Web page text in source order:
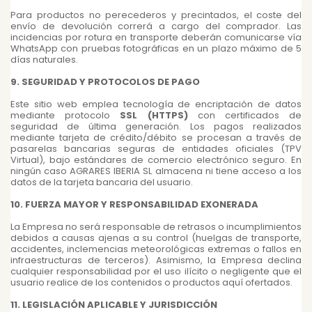
Para productos no perecederos y precintados, el coste del
envío de devolución correrá a cargo del comprador. Las
incidencias por rotura en transporte deberán comunicarse vía
WhatsApp con pruebas fotográficas en un plazo máximo de 5
días naturales.
9. SEGURIDAD Y PROTOCOLOS DE PAGO
Este sitio web emplea tecnología de encriptación de datos
mediante protocolo SSL (HTTPS)con certificados de
seguridad de última generación. Los pagos realizados
mediante tarjeta de crédito/débito se procesan a través de
pasarelas bancarias seguras de entidades oficiales (TPV
Virtual), bajo estándares de comercio electrónico seguro. En
ningún caso AGRARES IBERIA SL almacena ni tiene acceso a los
datos de la tarjeta bancaria del usuario.
10. FUERZA MAYOR Y RESPONSABILIDAD EXONERADA
La Empresa no será responsable de retrasos o incumplimientos
debidos a causas ajenas a su control (huelgas de transporte,
accidentes, inclemencias meteorológicas extremas o fallos en
infraestructuras de terceros). Asimismo, la Empresa declina
cualquier responsabilidad por el uso ilícito o negligente que el
usuario realice de los contenidos o productos aquí ofertados.
11. LEGISLACIÓN APLICABLE Y JURISDICCIÓN